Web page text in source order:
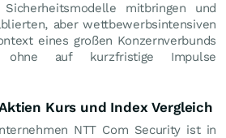
mitbringen und
aber wettbewerbsintensiven
eines großen Konzernverbunds
ohne auf kurzfristige Impulse
Kurs und Index Vergleich
NTT Com Security ist in